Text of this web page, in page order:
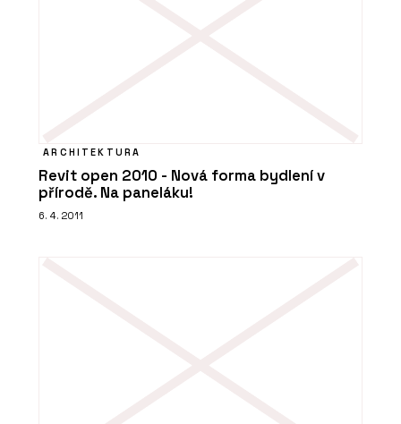
ARCHITEKTURA
Revit open 2010 - Nová forma bydlení v
přírodě. Na paneláku!
6. 4. 2011